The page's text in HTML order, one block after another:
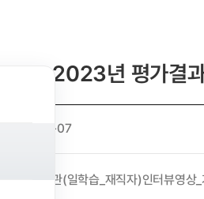
2023년 평가결
2024-08-07
우수기관(일학습_재직자)인터뷰영